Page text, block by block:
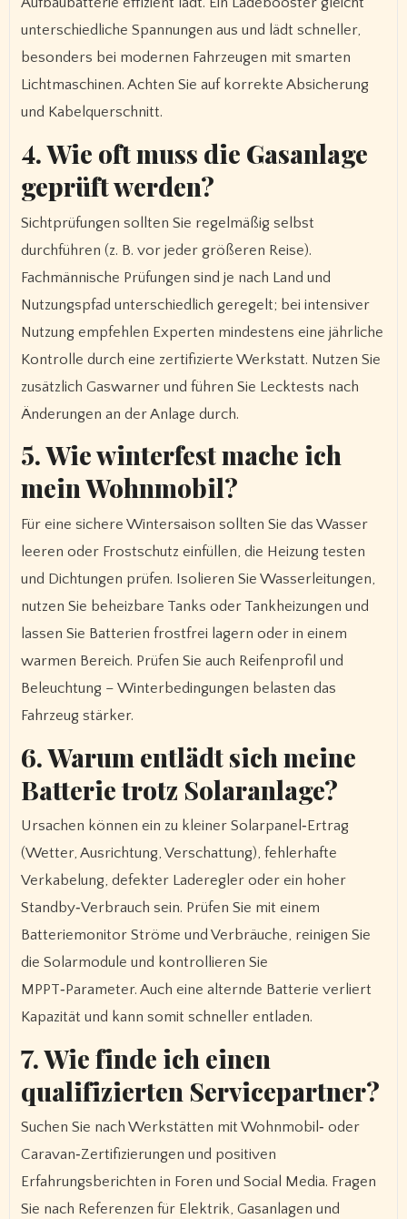
unterschiedliche Spannungen aus und lädt schneller,
besonders bei modernen Fahrzeugen mit smarten
Lichtmaschinen. Achten Sie auf korrekte Absicherung
und Kabelquerschnitt.
4. Wie oft muss die Gasanlage
geprüft werden?
Sichtprüfungen sollten Sie regelmäßig selbst
durchführen (z. B. vor jeder größeren Reise).
Fachmännische Prüfungen sind je nach Land und
Nutzungspfad unterschiedlich geregelt; bei intensiver
Nutzung empfehlen Experten mindestens eine jährliche
Kontrolle durch eine zertifizierte Werkstatt. Nutzen Sie
zusätzlich Gaswarner und führen Sie Lecktests nach
Änderungen an der Anlage durch.
5. Wie winterfest mache ich
mein Wohnmobil?
Für eine sichere Wintersaison sollten Sie das Wasser
leeren oder Frostschutz einfüllen, die Heizung testen
und Dichtungen prüfen. Isolieren Sie Wasserleitungen,
nutzen Sie beheizbare Tanks oder Tankheizungen und
lassen Sie Batterien frostfrei lagern oder in einem
warmen Bereich. Prüfen Sie auch Reifenprofil und
Beleuchtung – Winterbedingungen belasten das
Fahrzeug stärker.
6. Warum entlädt sich meine
Batterie trotz Solaranlage?
Ursachen können ein zu kleiner Solarpanel‑Ertrag
(Wetter, Ausrichtung, Verschattung), fehlerhafte
Verkabelung, defekter Laderegler oder ein hoher
Standby‑Verbrauch sein. Prüfen Sie mit einem
Batteriemonitor Ströme und Verbräuche, reinigen Sie
die Solarmodule und kontrollieren Sie
MPPT‑Parameter. Auch eine alternde Batterie verliert
Kapazität und kann somit schneller entladen.
7. Wie finde ich einen
qualifizierten Servicepartner?
Suchen Sie nach Werkstätten mit Wohnmobil‑ oder
Caravan‑Zertifizierungen und positiven
Erfahrungsberichten in Foren und Social Media. Fragen
Sie nach Referenzen für Elektrik, Gasanlagen und